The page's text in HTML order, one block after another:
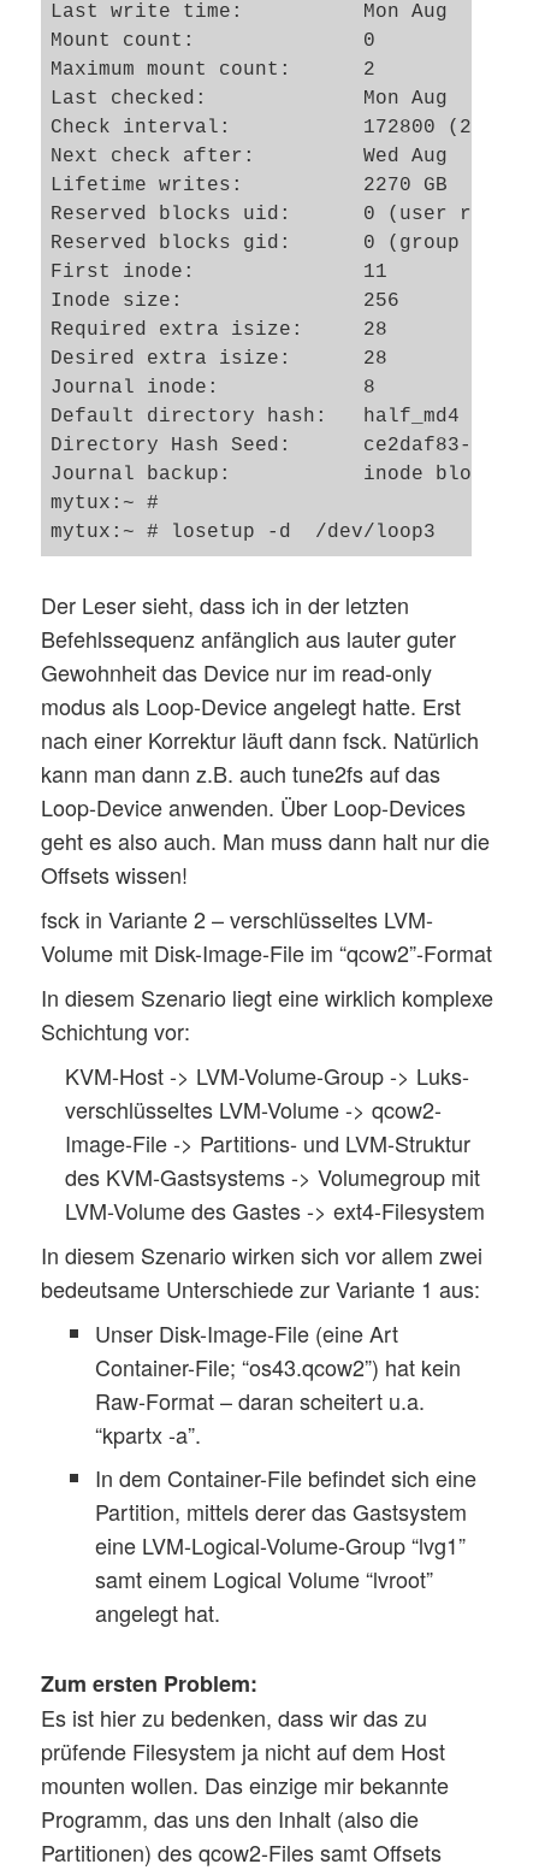
Last write time:          Mon Aug  6
Mount count:              0
Maximum mount count:      2
Last checked:             Mon Aug  6
Check interval:           172800 (2
Next check after:         Wed Aug  8
Lifetime writes:          2270 GB
Reserved blocks uid:      0 (user root)
Reserved blocks gid:      0 (group root)
First inode:              11
Inode size:               256
Required extra isize:     28
Desired extra isize:      28
Journal inode:            8
Default directory hash:   half_md4
Directory Hash Seed:      ce2daf83-bc25-
Journal backup:           inode blocks
mytux:~ #
Der Leser sieht, dass ich in der letzten
Befehlssequenz anfänglich aus lauter guter
Gewohnheit das Device nur im read-only
modus als Loop-Device angelegt hatte. Erst
nach einer Korrektur läuft dann fsck. Natürlich
kann man dann z.B. auch tune2fs auf das
Loop-Device anwenden. Über Loop-Devices
geht es also auch. Man muss dann halt nur die
Offsets wissen!
fsck in Variante 2 – verschlüsseltes LVM-
Volume mit Disk-Image-File im “qcow2”-Format
In diesem Szenario liegt eine wirklich komplexe
Schichtung vor:
KVM-Host -> LVM-Volume-Group -> Luks-
verschlüsseltes LVM-Volume -> qcow2-
Image-File -> Partitions- und LVM-Struktur
des KVM-Gastsystems -> Volumegroup mit
LVM-Volume des Gastes -> ext4-Filesystem
In diesem Szenario wirken sich vor allem zwei
bedeutsame Unterschiede zur Variante 1 aus:
Unser Disk-Image-File (eine Art
Container-File; “os43.qcow2”) hat kein
Raw-Format – daran scheitert u.a.
“kpartx -a”.
In dem Container-File befindet sich eine
Partition, mittels derer das Gastsystem
eine LVM-Logical-Volume-Group “lvg1”
samt einem Logical Volume “lvroot”
angelegt hat.
Zum ersten Problem:
Es ist hier zu bedenken, dass wir das zu
prüfende Filesystem ja nicht auf dem Host
mounten wollen. Das einzige mir bekannte
Programm, das uns den Inhalt (also die
Partitionen) des qcow2-Files samt Offsets